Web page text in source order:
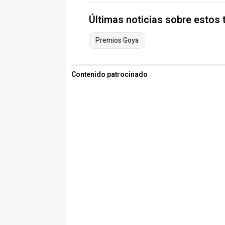
Últimas noticias sobre estos
Premios Goya
Contenido patrocinado